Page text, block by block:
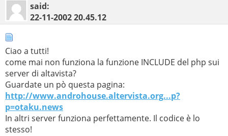
said:
22-11-200220.45.12
Ciao a tutti!
come mai non funziona la funzione INCLUDE del php sui
server di altavista?
Guardate un pò questa pagina:
http://www.androhouse.altervista.org...p?
p=otaku.news
In altri server funziona perfettamente. Il codice è lo
stesso!